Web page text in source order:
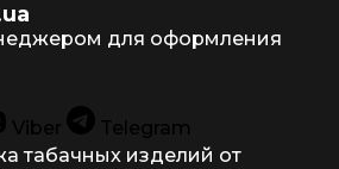
для оформления
Viber
Telegram
табачных изделий от